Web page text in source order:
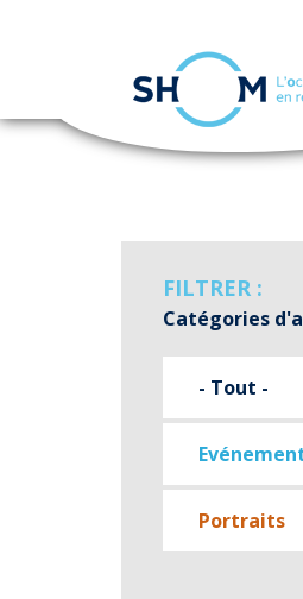
Aller
FILTRER :
Catégories
- Tout -
Portraits